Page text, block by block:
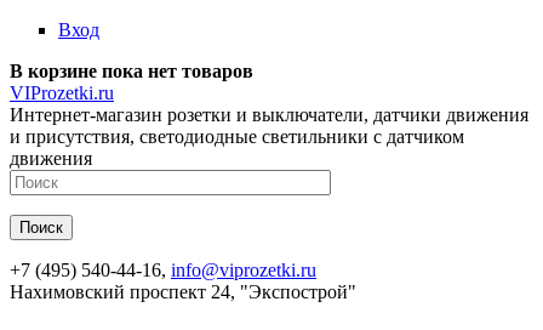
Перейти к основному содержанию
Вход
В корзине пока нет товаров
VIProzetki.ru
Интернет-магазин розетки и выключатели, датчики движения
и присутствия, светодиодные светильники с датчиком
движения
+7 (495) 540-44-16, info@viprozetki.ru
Нахимовский проспект 24, "Экспострой"